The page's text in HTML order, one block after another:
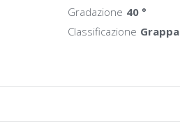
Gradazione 40 °
Classificazione Grappa